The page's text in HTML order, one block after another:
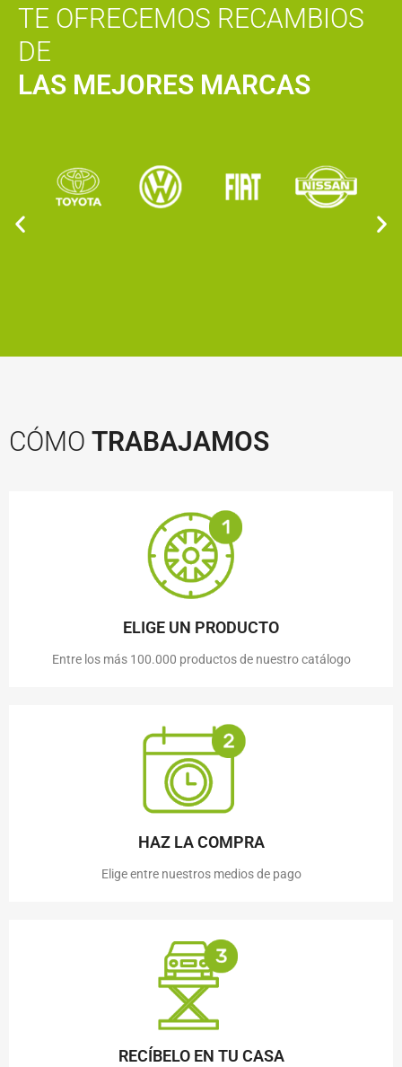
TE OFRECEMOS RECAMBIOS
DE
LAS MEJORES MARCAS
CÓMO TRABAJAMOS
ELIGE UN PRODUCTO
Entre los más 100.000 productos de nuestro catálogo
HAZ LA COMPRA
Elige entre nuestros medios de pago
RECÍBELO EN TU CASA